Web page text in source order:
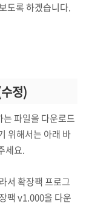
도록 하겠습니다.
정)
파일을 다운로드
위해서는 아래 바
세요.
서 확장팩 프로그
팩 v1.000을 다운